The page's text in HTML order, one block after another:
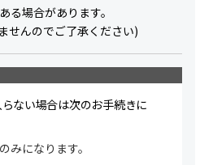
る場合があります。
せんのでご了承ください)
ない場合は次のお手続きに
みになります。